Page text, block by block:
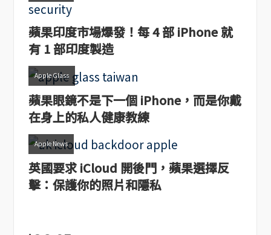
蘋果印度市場爆發！每 4 部 iPhone 就
有 1 部印度製造
Apple Glass
蘋果眼鏡不是下一個 iPhone，而是你戴
在身上的私人健康教練
Apple News
英國要求 iCloud 開後門，蘋果選擇反
擊：保護你的照片和隱私